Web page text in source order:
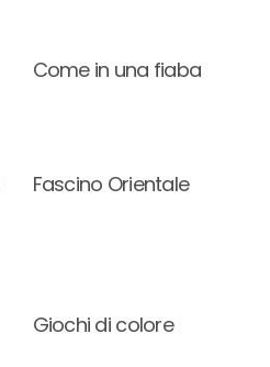
Come in una fiaba
Fascino Orientale
Giochi di colore